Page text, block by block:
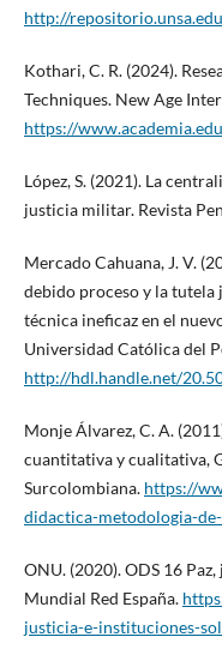
http://
Kothari, C. R. (2024).
Techniques. New Age
https://
López, S. (2021). La
justicia militar. Revista
Mercado Cahuana, J. V.
debido proceso y la
técnica ineficaz en el
Universidad Católica del
http://hdl.handle.net/
Monje Álvarez, C. A.
cuantitativa y cualitativa,
Surcolombiana. https://
didactica-metodologia-
ONU. (2020). ODS 16
Mundial Red España.
justicia-e-instituciones-